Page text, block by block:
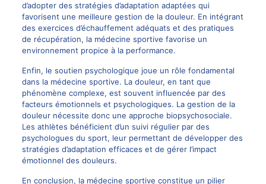
d’adopter des stratégies d’adaptation adaptées qui
favorisent une meilleure gestion de la douleur. En intégrant
des exercices d’échauffement adéquats et des pratiques
de récupération, la médecine sportive favorise un
environnement propice à la performance.
Enfin, le soutien psychologique joue un rôle fondamental
dans la médecine sportive. La douleur, en tant que
phénomène complexe, est souvent influencée par des
facteurs émotionnels et psychologiques. La gestion de la
douleur nécessite donc une approche biopsychosociale.
Les athlètes bénéficient d’un suivi régulier par des
psychologues du sport, leur permettant de développer des
stratégies d’adaptation efficaces et de gérer l’impact
émotionnel des douleurs.
En conclusion, la médecine sportive constitue un pilier